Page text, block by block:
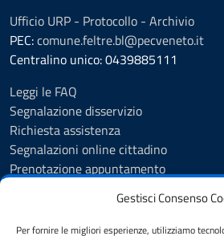
Gestisci Consenso
Per fornire le migliori esperienze, utilizziamo
Ufficio URP - Protocollo - Archivio
PEC:comune.feltre.bl@pecveneto.it
Centralino unico: 0439885111
Leggi le FAQ
Segnalazione disservizio
Richiesta assistenza
Segnalazioni online cittadino
Prenotazione appuntamento
Amministrazione trasparente